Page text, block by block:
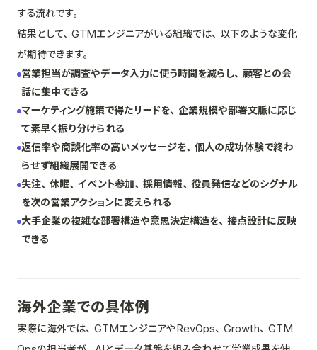
する流れです。
結果として、GTMエンジニアがいる組織では、以下のような変化
が期待できます。
営業担当が調査やデータ入力に使う時間を減らし、顧客との会
話に集中できる
マーケティング施策で得たリードを、企業規模や部署文脈に応じ
て素早く振り分けられる
返信率や商談化率の高いメッセージを、個人の成功体験で終わ
らせず組織展開できる
失注、休眠、イベント参加、採用情報、役員発信などのシグナル
を次の営業アクションに変えられる
大手企業の複雑な部署構造や意思決定構造を、接点設計に反映
できる
海外企業での具体例
実際に海外では、GTMエンジニアやRevOps、Growth、GTM